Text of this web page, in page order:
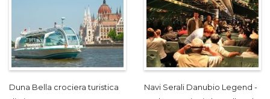
Duna Bella crociera turistica
Navi Serali Danubio Legend -